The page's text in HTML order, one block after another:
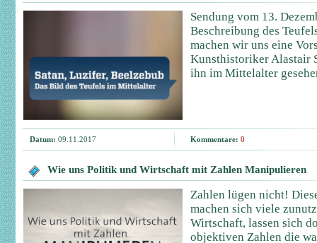
Sendung vom 13.
Beschreibung des
machen wir uns eine
Kunsthistoriker Alastair
ihn im Mittelalter
Datum: 09.11.2017 Kommentare: 0
Wie uns Politik und Wirtschaft mit Zahlen Manipulieren
Zahlen lügen nicht!
machen sich viele
Wirtschaft, lassen sich
objektiven Zahlen die